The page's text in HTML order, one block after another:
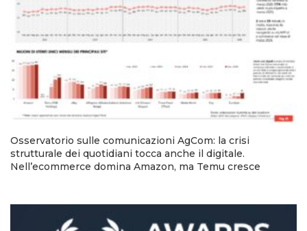
Osservatorio sulle comunicazioni AgCom: la crisi
strutturale dei quotidiani tocca anche il digitale.
Nell’ecommerce domina Amazon, ma Temu cresce